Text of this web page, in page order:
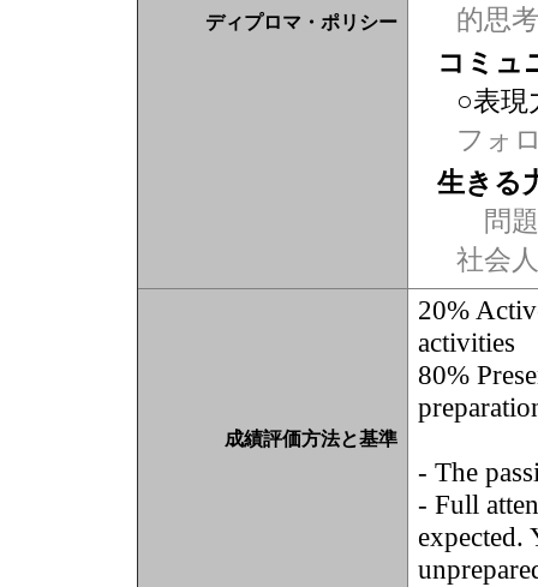
ディプロマ・ポリシー
的思
コミュ
○表現
フォ
生きる
問題
社会
成績評価方法と基準
20%
activities
80%
- The
- Full
expected.